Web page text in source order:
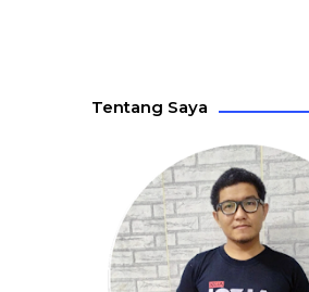
Tentang Saya